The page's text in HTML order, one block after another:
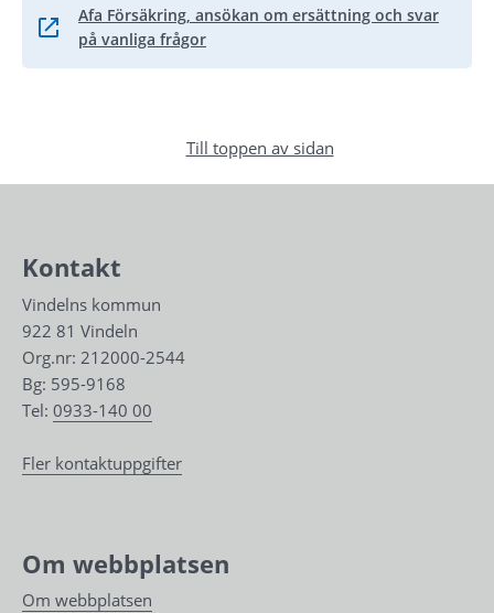
Afa Försäkring, ansökan om ersättning och svar
på vanliga frågor
Länk till annan webbplats.
Till toppen av sidan
Kontakt
Vindelns kommun
922 81 Vindeln
Org.nr: 212000-2544
Bg: 595-9168
Tel: 0933-140 00
Fler kontaktuppgifter
Om webbplatsen
Om webbplatsen